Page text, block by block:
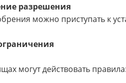
разрешения
можно приступать к
могут действовать